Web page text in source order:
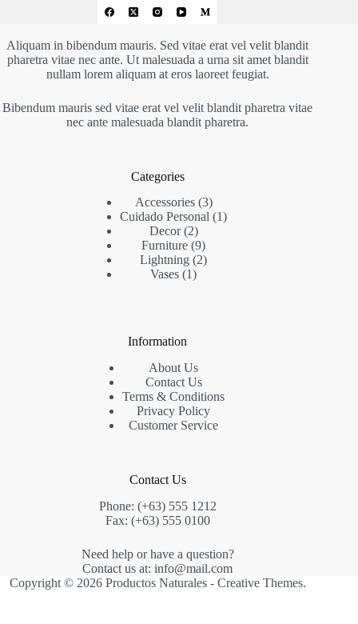
Aliquam in bibendum mauris. Sed vitae erat vel velit blandit
pharetra vitae nec ante. Ut malesuada a urna sit amet blandit
nullam lorem aliquam at eros laoreet feugiat.
Bibendum mauris sed vitae erat vel velit blandit pharetra vitae
nec ante malesuada blandit pharetra.
Categories
Accessories 33
productos
Cuidado Personal 11
Decor 22
productos
Furniture 99
productos
Lightning 22
Vases 11
Information
About Us
Contact Us
Terms & Conditions
Privacy Policy
Customer Service
Contact Us
Phone: (+63) 555 1212
Fax: (+63) 555 0100
Need help or have a question?
Contact us at: info@mail.com
Copyright © 2026 Productos Naturales - Creative Themes.